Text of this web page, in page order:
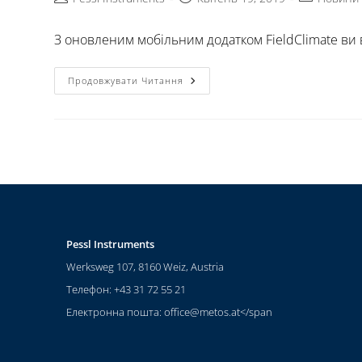
З оновленим мобільним додатком FieldClimate
Продовжувати Читання
Pessl Instruments
Werksweg 107, 8160 Weiz, Austria
Телефон: +43 31 72 55 21
Електронна пошта:office@metos.at</span